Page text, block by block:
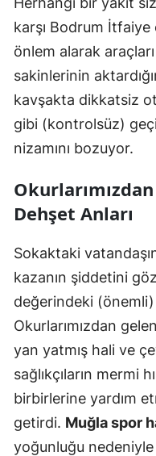
karşı Bodrum İtfaiye
önlem alarak
sakinlerinin
kavşakta dikkatsiz
gibi (kontrolsüz)
nizamını bozuyor.
Dehşet Anları
Sokaktaki
kazanın şiddetini
değerindeki (önemli)
Okurlarımızdan
yan yatmış hali ve
sağlıkçıların mermi
birbirlerine yardım
getirdi. Muğla spor
yoğunluğu